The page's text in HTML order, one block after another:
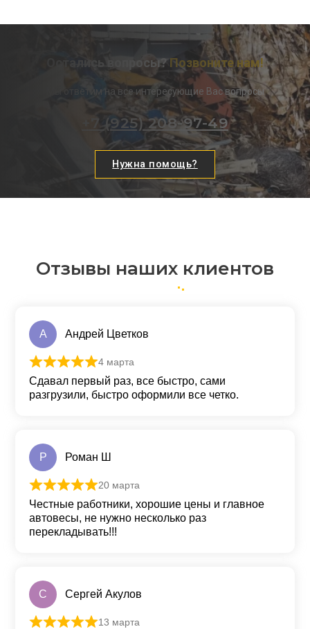
Остались вопросы? Позвоните нам!
Мы ответим на все интересующие Вас вопросы
+7 (925) 208-97-49
Нужна помощь?
Отзывы наших клиентов
А Андрей Цветков
Оценка из 5
4 марта
Сдавал первый раз, все быстро, сами
разгрузили, быстро оформили все четко.
Р Роман Ш
Оценка из 5
20 марта
Честные работники, хорошие цены и главное
автовесы, не нужно несколько раз
перекладывать!!!
С Сергей Акулов
13 марта